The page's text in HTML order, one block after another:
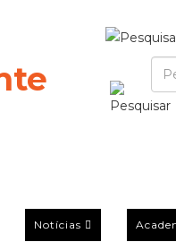
Notícias